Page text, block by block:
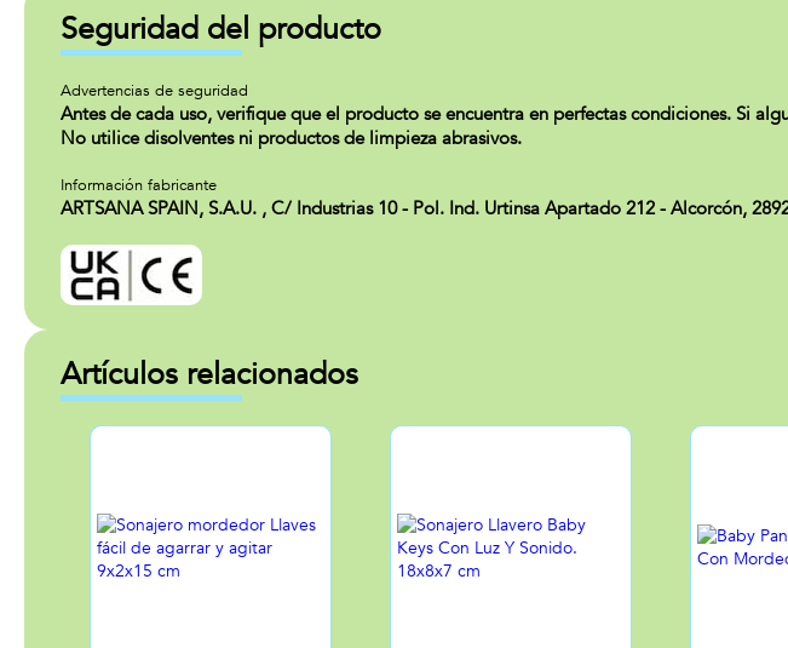
Seguridad del producto
Advertencias de seguridad
Antes de cada uso, verifique que el producto se encuentra en perfectas condiciones. Si
No utilice disolventes ni productos de limpieza abrasivos.
Información fabricante
ARTSANA SPAIN, S.A.U. , C/ Industrias 10 - Pol. Ind. Urtinsa Apartado 212 - Alcorcón,
Artículos relacionados